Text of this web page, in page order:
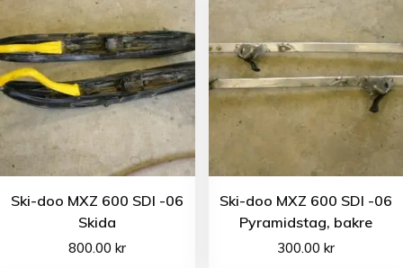
Ski-doo MXZ 600 SDI -06
Skida
800.00kr
Ski-doo MXZ 600 SDI -06
Pyramidstag, bakre
300.00 kr